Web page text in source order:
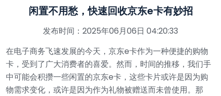
闲置不用愁，快速回收京东e卡有妙招
发布时间：2025年06月06日 04:20:33
在电子商务飞速发展的今天，京东e卡作为一种便捷的购物
卡，受到了广大消费者的喜爱。然而，时间的推移，我们手
中可能会积攒一些闲置的京东e卡，这些卡片或许是因为购
物需求变化，或许是因为作为礼物被赠送而未曾使用。那